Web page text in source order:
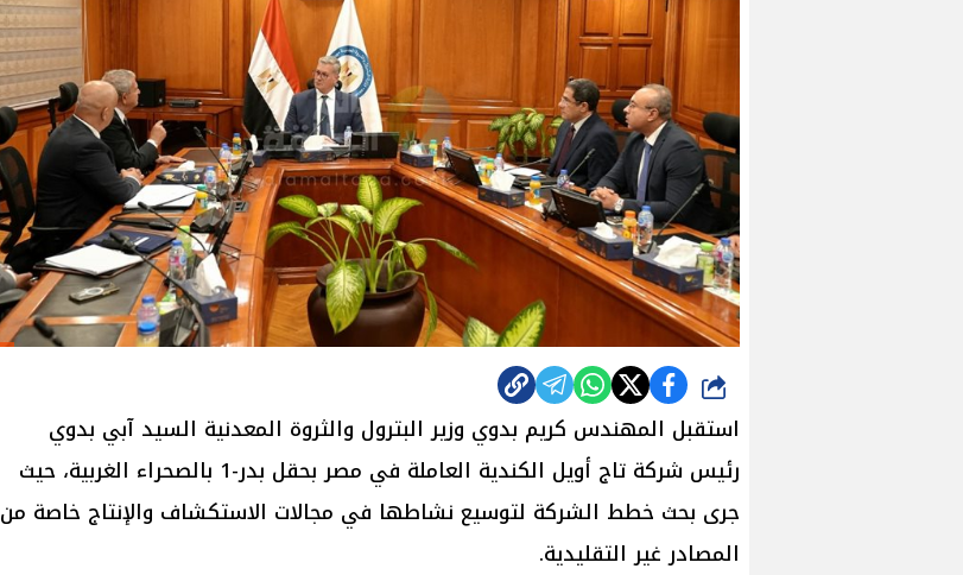
شارك
استقبل المهندس كريم بدوي وزير البترول والثروة المعدنية السيد آبي بدوي
رئيس شركة تاج أويل الكندية العاملة في مصر بحقل بدر-1 بالصحراء الغربية، حيث
جرى بحث خطط الشركة لتوسيع نشاطها في مجالات الاستكشاف والإنتاج خاصة من
المصادر غير التقليدية.